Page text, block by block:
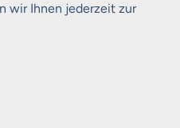
wir Ihnen jederzeit zur